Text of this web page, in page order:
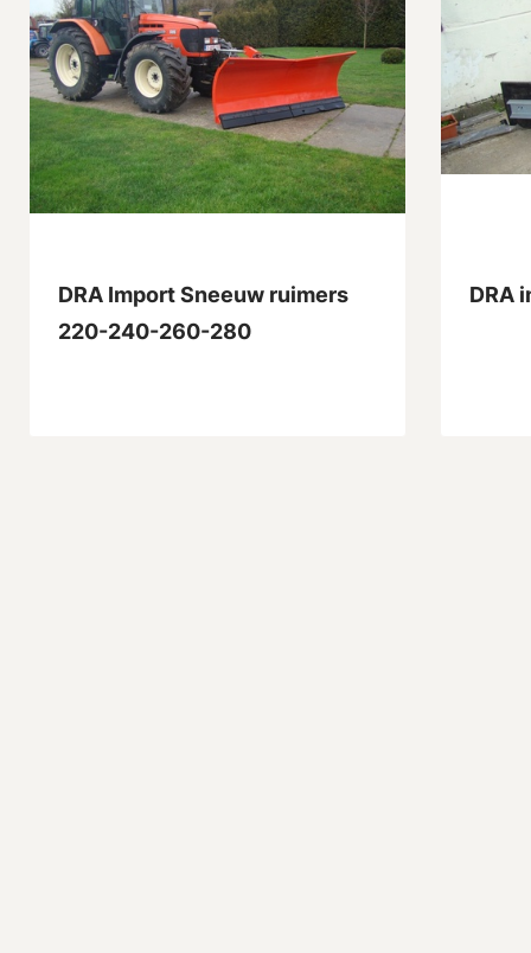
DRA Import Sneeuw ruimers
220-240-260-280
DRA